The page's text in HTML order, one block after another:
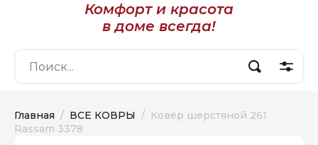
Комфорт и красота
в доме всегда!
Главная
  /
ВСЕ КОВРЫ
  /  Ковёр шерстяной 261
Rassam 3378